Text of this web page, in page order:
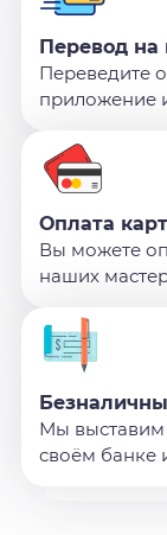
Перевод на
Переведите
приложение
Оплата
Вы можете
наших
Мы выставим
своём банке